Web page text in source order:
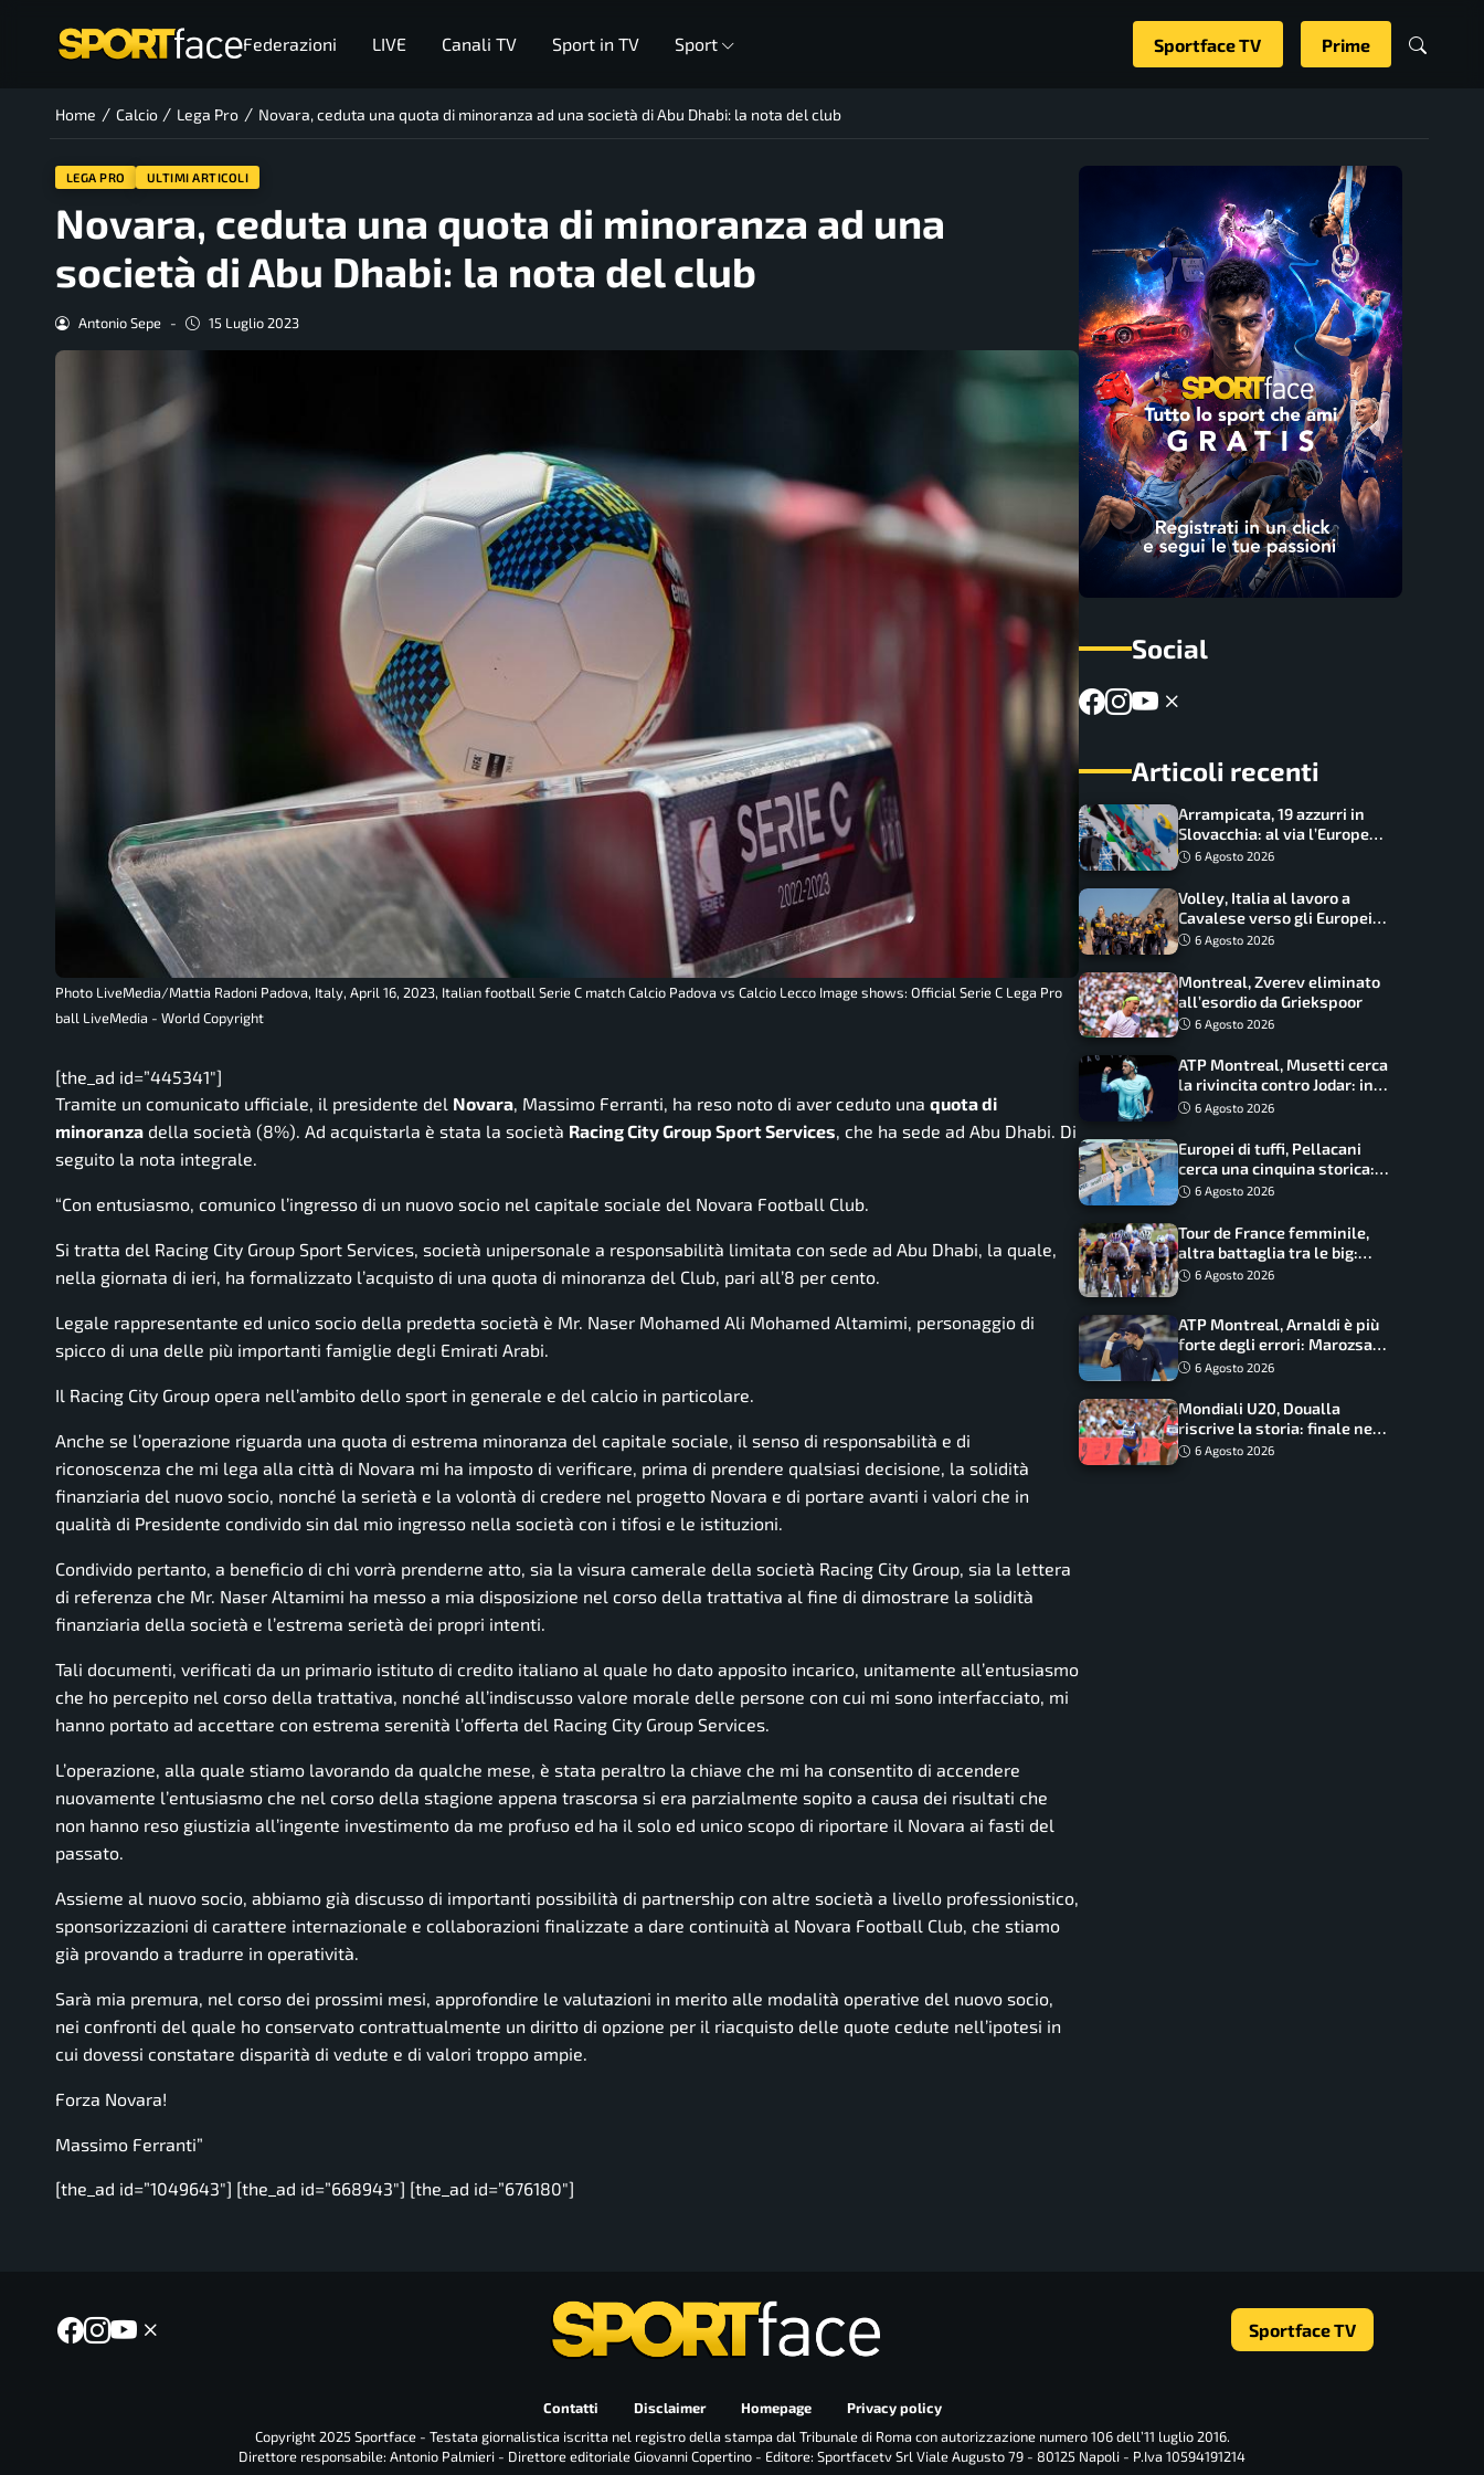
Federazioni LIVE Canali TV Sport in TV Sport Sportface TV Prime
Home / Calcio / Lega Pro / Novara, ceduta una quota di minoranza ad una società di Abu Dhabi: la nota del club
LEGA PRO ULTIMI ARTICOLI
Novara, ceduta una quota di minoranza ad una
società di Abu Dhabi: la nota del club
Antonio Sepe - 15 Luglio 2023
Photo LiveMedia/Mattia Radoni Padova, Italy, April 16, 2023, Italian football Serie C match Calcio Padova vs Calcio Lecco Image shows: Official Serie C Lega Pro
ball LiveMedia - World Copyright
[the_ad id=”445341″]
Tramite un comunicato ufficiale, il presidente del Novara, Massimo Ferranti, ha reso noto di aver ceduto una quota di
minoranza della società (8%). Ad acquistarla è stata la società Racing City Group Sport Services, che ha sede ad Abu Dhabi. Di
seguito la nota integrale.
“Con entusiasmo, comunico l’ingresso di un nuovo socio nel capitale sociale del Novara Football Club.
Si tratta del Racing City Group Sport Services, società unipersonale a responsabilità limitata con sede ad Abu Dhabi, la quale,
nella giornata di ieri, ha formalizzato l’acquisto di una quota di minoranza del Club, pari all’8 per cento.
Legale rappresentante ed unico socio della predetta società è Mr. Naser Mohamed Ali Mohamed Altamimi, personaggio di
spicco di una delle più importanti famiglie degli Emirati Arabi.
Il Racing City Group opera nell’ambito dello sport in generale e del calcio in particolare.
Anche se l’operazione riguarda una quota di estrema minoranza del capitale sociale, il senso di responsabilità e di
riconoscenza che mi lega alla città di Novara mi ha imposto di verificare, prima di prendere qualsiasi decisione, la solidità
finanziaria del nuovo socio, nonché la serietà e la volontà di credere nel progetto Novara e di portare avanti i valori che in
qualità di Presidente condivido sin dal mio ingresso nella società con i tifosi e le istituzioni.
Condivido pertanto, a beneficio di chi vorrà prenderne atto, sia la visura camerale della società Racing City Group, sia la lettera
di referenza che Mr. Naser Altamimi ha messo a mia disposizione nel corso della trattativa al fine di dimostrare la solidità
finanziaria della società e l’estrema serietà dei propri intenti.
Tali documenti, verificati da un primario istituto di credito italiano al quale ho dato apposito incarico, unitamente all’entusiasmo
che ho percepito nel corso della trattativa, nonché all’indiscusso valore morale delle persone con cui mi sono interfacciato, mi
hanno portato ad accettare con estrema serenità l’offerta del Racing City Group Services.
L’operazione, alla quale stiamo lavorando da qualche mese, è stata peraltro la chiave che mi ha consentito di accendere
nuovamente l’entusiasmo che nel corso della stagione appena trascorsa si era parzialmente sopito a causa dei risultati che
non hanno reso giustizia all’ingente investimento da me profuso ed ha il solo ed unico scopo di riportare il Novara ai fasti del
passato.
Assieme al nuovo socio, abbiamo già discusso di importanti possibilità di partnership con altre società a livello professionistico,
sponsorizzazioni di carattere internazionale e collaborazioni finalizzate a dare continuità al Novara Football Club, che stiamo
già provando a tradurre in operatività.
Sarà mia premura, nel corso dei prossimi mesi, approfondire le valutazioni in merito alle modalità operative del nuovo socio,
nei confronti del quale ho conservato contrattualmente un diritto di opzione per il riacquisto delle quote cedute nell’ipotesi in
cui dovessi constatare disparità di vedute e di valori troppo ampie.
Forza Novara!
Massimo Ferranti”
[the_ad id=”1049643″] [the_ad id=”668943″] [the_ad id=”676180″]
Social
Articoli recenti
Arrampicata, 19 azzurri in
Slovacchia: al via l’Europe
Series Lead, tappa decisiva
6 Agosto 2026
Volley, Italia al lavoro a
Cavalese verso gli Europei:
oggi allenamento aperto ai
6 Agosto 2026
Montreal, Zverev eliminato
all’esordio da Griekspoor
6 Agosto 2026
ATP Montreal, Musetti cerca
la rivincita contro Jodar: in
palio gli ottavi
6 Agosto 2026
Europei di tuffi, Pellacani
cerca una cinquina storica:
Conte e Wang sfidano la
6 Agosto 2026
Tour de France femminile,
altra battaglia tra le big:
Longo Borghini sogna il
colpo
6 Agosto 2026
ATP Montreal, Arnaldi è più
forte degli errori: Marozsan
piegato dopo oltre due ore
6 Agosto 2026
Mondiali U20, Doualla
riscrive la storia: finale nei
100 metri dopo trent’anni
6 Agosto 2026
Sportface TV
Contatti Disclaimer Homepage
Privacy policy
Copyright 2025 Sportface - Testata giornalistica iscritta nel registro della stampa dal Tribunale di Roma con autorizzazione numero 106 dell’11 luglio 2016.
Direttore responsabile: Antonio Palmieri - Direttore editoriale Giovanni Copertino - Editore: Sportfacetv Srl Viale Augusto 79 - 80125 Napoli - P.Iva 10594191214